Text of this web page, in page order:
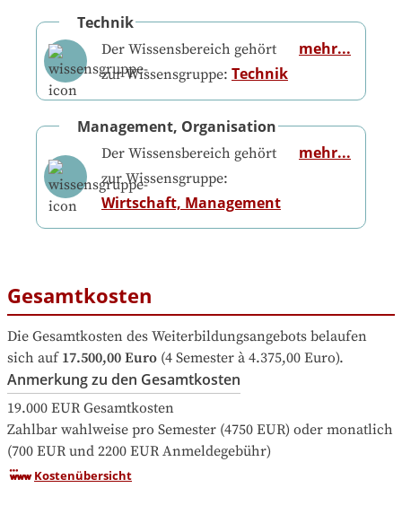
Technik
Der Wissensbereich gehört
zur Wissensgruppe: Technik
mehr...
Management, Organisation
Der Wissensbereich gehört
zur Wissensgruppe:
Wirtschaft, Management
mehr...
Gesamtkosten
Die Gesamtkosten des Weiterbildungsangebots belaufen
sich auf 17.500,00 Euro (4 Semester à 4.375,00 Euro).
Anmerkung zu den Gesamtkosten
19.000 EUR Gesamtkosten
Zahlbar wahlweise pro Semester (4750 EUR) oder monatlich
(700 EUR und 2200 EUR Anmeldegebühr)
Kostenübersicht